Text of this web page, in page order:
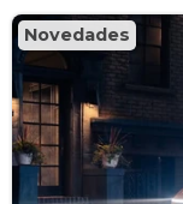
Novedades